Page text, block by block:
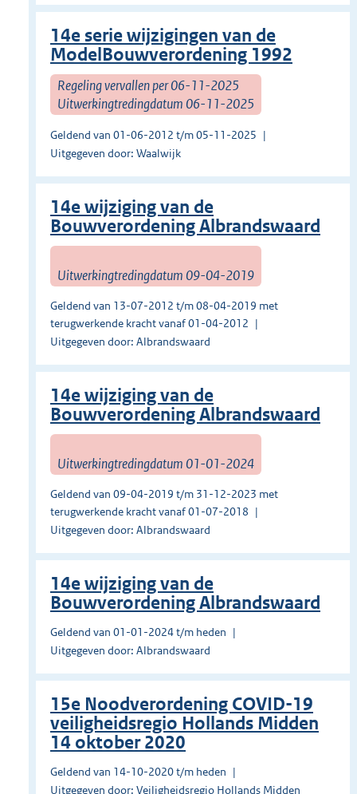
14e serie wijzigingen van de
ModelBouwverordening 1992
Regeling vervallen per 06-11-2025
Uitwerkingtredingdatum 06-11-2025
Geldend van 01-06-2012 t/m 05-11-2025
Uitgegeven door: Waalwijk
14e wijziging van de
Bouwverordening Albrandswaard
Uitwerkingtredingdatum 09-04-2019
Geldend van 13-07-2012 t/m 08-04-2019 met
terugwerkende kracht vanaf 01-04-2012
Uitgegeven door: Albrandswaard
14e wijziging van de
Bouwverordening Albrandswaard
Uitwerkingtredingdatum 01-01-2024
Geldend van 09-04-2019 t/m 31-12-2023 met
terugwerkende kracht vanaf 01-07-2018
Uitgegeven door: Albrandswaard
14e wijziging van de
Bouwverordening Albrandswaard
Geldend van 01-01-2024 t/m heden
Uitgegeven door: Albrandswaard
15e Noodverordening COVID-19
veiligheidsregio Hollands Midden
14 oktober 2020
Geldend van 14-10-2020 t/m heden
Uitgegeven door: Veiligheidsregio Hollands Midden